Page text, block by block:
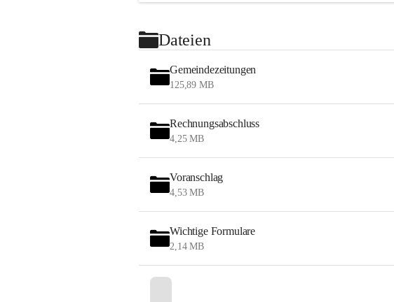
Dateien
Gemeindezeitungen
125,89 MB
Rechnungsabschluss
4,25 MB
Voranschlag
4,53 MB
Wichtige Formulare
2,14 MB